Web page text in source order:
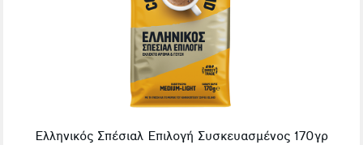
Ελληνικός Σπέσιαλ Επιλογή Συσκευασμένος 170γρ